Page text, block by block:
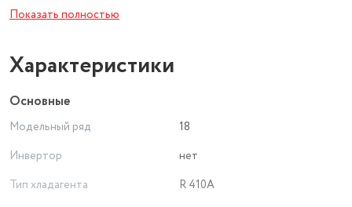
Дисплей
Площадь тень/солнце54/50
Таймер
ФункциональностьОхлаждение/Обогрев
Показать полностью
Характеристики
Основные
Модельный ряд
18
Инвертор
нет
Тип хладагента
R 410A